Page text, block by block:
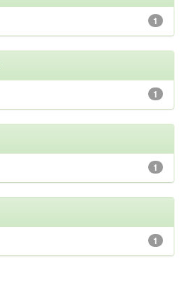
1
1
1
1